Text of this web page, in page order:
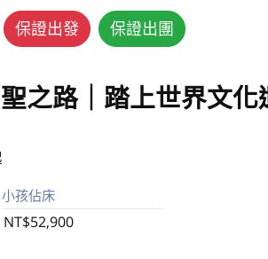
保證出發 保證出團
之路｜踏上世界文
小孩佔床
NT$52,900